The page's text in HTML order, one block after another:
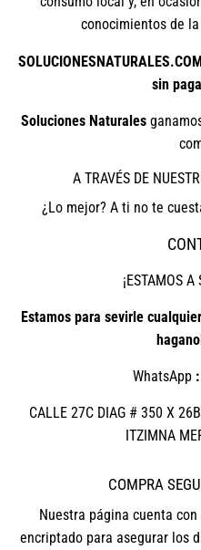
conocimientos de
sin
Soluciones Naturales
A TRAVÉS DE
¿Lo mejor? A ti no te
¡ESTAMOS A
Estamos para sevirle
WhatsApp :
CALLE 27C DIAG # 350 X
ITZIMNA
COMPRA
Nuestra página cuenta
encriptado para asegurar los